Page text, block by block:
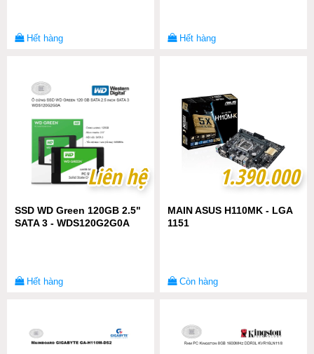
Hết hàng Hết hàng
Liên hệ
Liên hệ
SSD WD Green 120GB 2.5"
SATA 3 - WDS120G2G0A
Hết hàng
1.390.000
1.390.000
MAIN ASUS H110MK - LGA
1151
Còn hàng